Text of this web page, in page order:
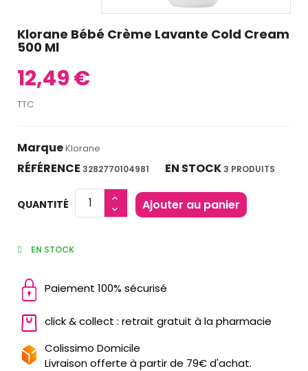
Klorane Bébé Crème Lavante Cold Cream
500 Ml
12,49 €
TTC
MarqueKlorane
RÉFÉRENCE 3282770104981 EN STOCK3 PRODUITS
QUANTITÉ Ajouter au panier
EN STOCK
Paiement 100% sécurisé
click & collect : retrait gratuit à la pharmacie
Colissimo Domicile
Livraison offerte à partir de 79€ d'achat.